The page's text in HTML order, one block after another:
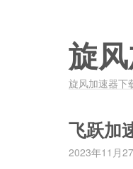
旋
旋风加速器下
飞跃加
2023年11月